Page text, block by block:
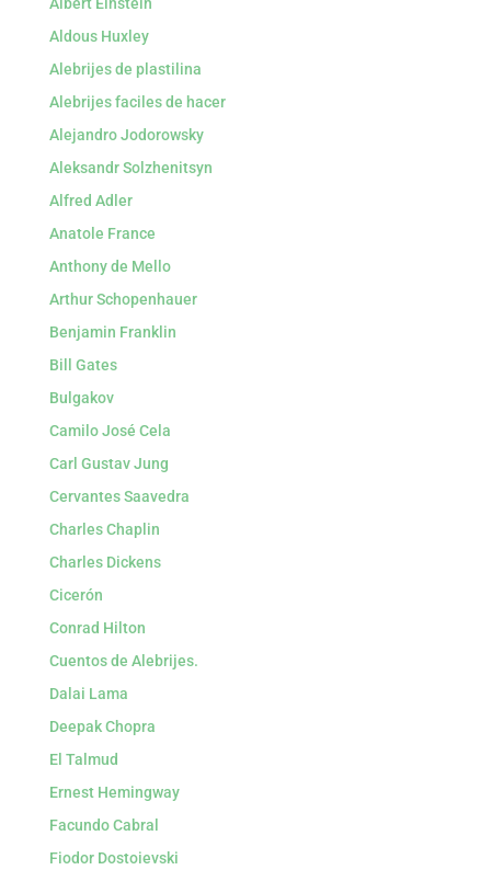
Aldous Huxley
Alebrijes de plastilina
Alebrijes faciles de hacer
Alejandro Jodorowsky
Aleksandr Solzhenitsyn
Alfred Adler
Anatole France
Anthony de Mello
Arthur Schopenhauer
Benjamin Franklin
Bill Gates
Bulgakov
Camilo José Cela
Carl Gustav Jung
Cervantes Saavedra
Charles Chaplin
Charles Dickens
Cicerón
Conrad Hilton
Cuentos de Alebrijes.
Dalai Lama
Deepak Chopra
El Talmud
Ernest Hemingway
Facundo Cabral
Fiodor Dostoievski